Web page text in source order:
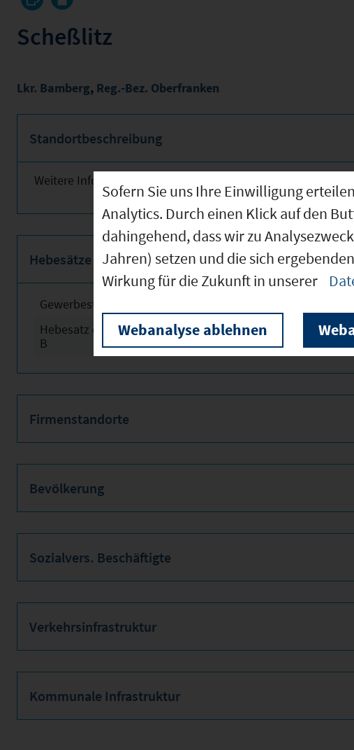
Scheßlitz
Lkr. Bamberg, Reg.-Bez. Oberfranken
Standortbeschreibung
Weitere Informationen finden Sie obenstehend!
Hebesätze
Gewerbesteuerhebesatz
Hebesatz der Grundsteuer
B
2024 420
Firmenstandorte
Bevölkerung
Sozialvers. Beschäftigte
Verkehrsinfrastruktur
Kommunale Infrastruktur
Sofern Sie uns Ihre Einwilligung
Analytics. Durch einen Klick auf den
dahingehend, dass wir zu
Jahren) setzen und die sich
Wirkung für die Zukunft in unserer
Webanalyse ablehnen